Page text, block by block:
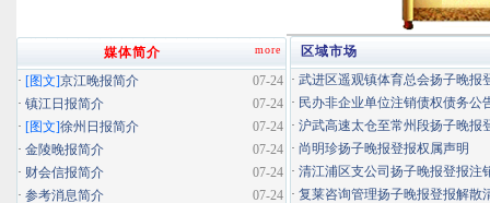
区域市场
· 武进区遥观镇体育总会扬子晚报
· 民办非企业单位注销债权债务公
· 沪武高速太仓至常州段扬子晚报
· 尚明珍扬子晚报登报权属声明
· 清江浦区支公司扬子晚报登报注
· 复莱咨询管理扬子晚报登报解散
more
媒体简介
07-24
· [图文]京江晚报简介
07-24
· 镇江日报简介
07-24
· [图文]徐州日报简介
07-24
· 金陵晚报简介
07-24
· 财会信报简介
07-24
· 参考消息简介